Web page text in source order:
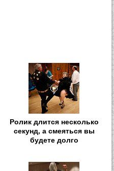
Ролик длится несколько
секунд, а смеяться вы
будете долго